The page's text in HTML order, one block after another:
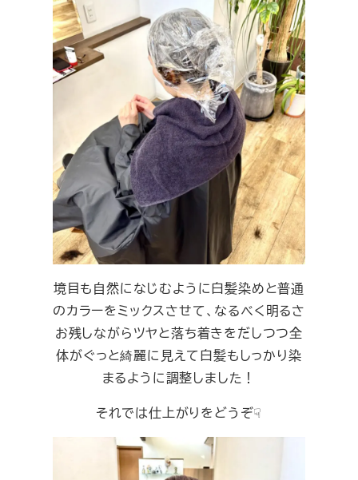
境目も自然になじむように白髪染めと普通
のカラーをミックスさせて、なるべく明るさ
お残しながらツヤと落ち着きをだしつつ全
体がぐっと綺麗に見えて白髪もしっかり染
まるように調整しました！
それでは仕上がりをどうぞ☟